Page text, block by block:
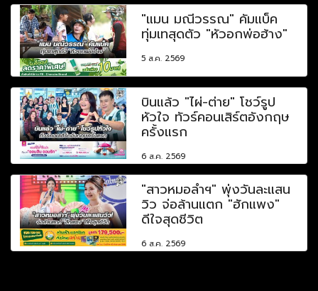
"แมน มณีวรรณ" คัมแบ็ค
ทุ่มเทสุดตัว "หัวอกพ่อฮ้าง"
5 ส.ค. 2569
บินแล้ว "ไผ่-ต่าย" โชว์รูป
หัวใจ ทัวร์คอนเสิร์ตอังกฤษ
ครั้งแรก
6 ส.ค. 2569
"สาวหมอลำฯ" พุ่งวันละแสน
วิว จ่อล้านแตก "ฮักแพง"
ดีใจสุดชีวิต
6 ส.ค. 2569